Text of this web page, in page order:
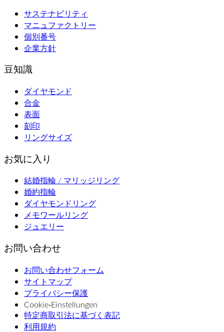
サステナビリティ
マニュファクトリー
個別番号
企業方針
豆知識
ダイヤモンド
合金
表面
刻印
リングサイズ
お気に入り
結婚指輪 / マリッジリング
婚約指輪
ダイヤモンドリング
メモワールリング
ジュエリー
お問い合わせ
お問い合わせフォーム
サイトマップ
プライバシー保護
Cookie‑Einstellungen
特定商取引法に基づく表記
利用規約